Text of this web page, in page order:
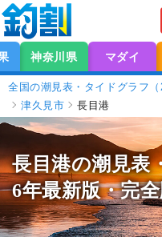
神奈川県 マダイ
全国の潮見表・タイドグラフ（
津久見市
長目港
長目港の潮見表
6年最新版・完